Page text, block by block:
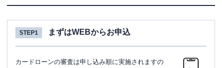
STEP1 まずはWEBからお申込
カードローンの審査は申し込み順に実施されますの